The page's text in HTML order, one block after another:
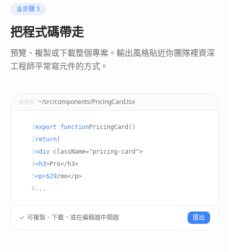
步驟 3
把程式碼帶走
預覽、複製或下載整個專案。輸出風格貼近你團隊裡資深
工程師平常寫元件的方式。
~/src/components/PricingCard.tsx
1export functionPricingCard()
2 return(
3<div className="pricing-card">
4<h3>Pro</h3>
5<p>$29/mo</p>
6 ...
可複製、下載，或在編輯器中開啟 匯出